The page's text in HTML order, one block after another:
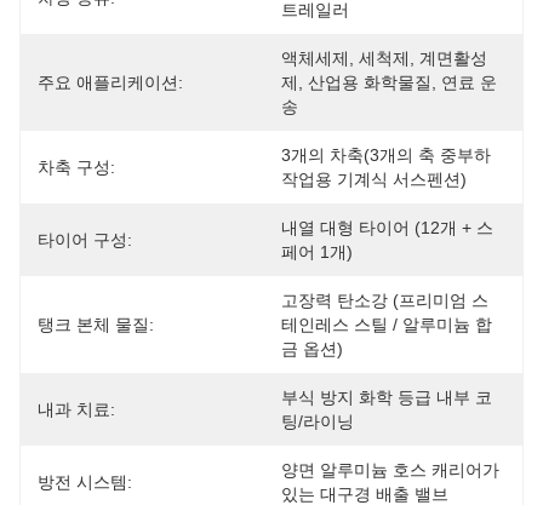
트레일러
주요 애플리케이션:
액체세제, 세척제, 계면활성
제, 산업용 화학물질, 연료 운
송
차축 구성:
3개의 차축(3개의 축 중부하
작업용 기계식 서스펜션)
타이어 구성:
내열 대형 타이어 (12개 + 스
페어 1개)
탱크 본체 물질:
고장력 탄소강 (프리미엄 스
테인레스 스틸 / 알루미늄 합
금 옵션)
내과 치료:
부식 방지 화학 등급 내부 코
팅/라이닝
방전 시스템:
양면 알루미늄 호스 캐리어가
있는 대구경 배출 밸브